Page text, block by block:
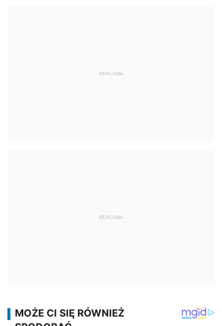
REKLAMA
REKLAMA